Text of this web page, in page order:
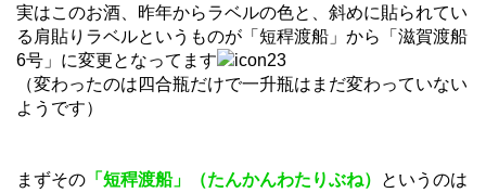
実はこのお酒、昨年からラベルの色と、斜めに貼られてい
る肩貼りラベルというものが「短稈渡船」から「滋賀渡船
6号」に変更となってます
（変わったのは四合瓶だけで一升瓶はまだ変わっていない
ようです）
まずその 「短稈渡船」（たんかんわたりぶね）
というのは